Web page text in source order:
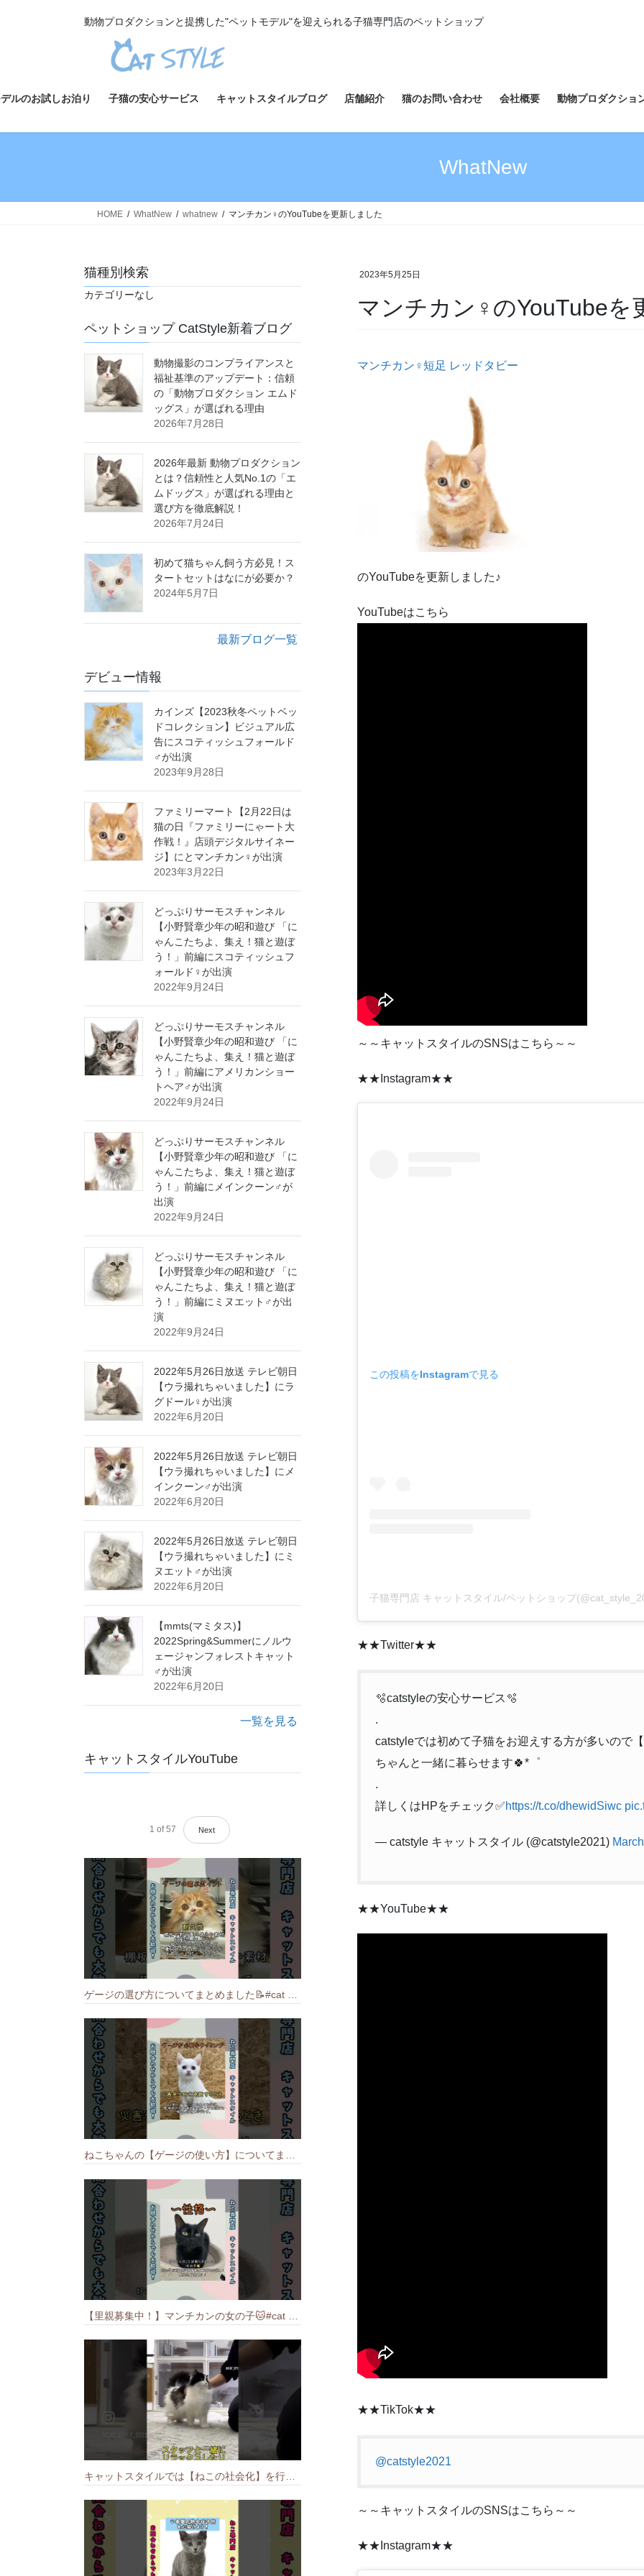
へ
ョ
動物プロダクションと提携した"ペットモデル"を迎えられる子猫専門店のペットショップ
ルのお試しお泊り 子猫の安心サービス キャットスタイルブログ 店舗紹介 猫のお問い合わせ 会社概要 動物プロダクショ
WhatNew
HOME WhatNew whatnew マンチカン♀のYouTubeを更新しました
2023年5月25日
マンチカン♀のYouTubeを
マンチカン♀短足 レッドタビー
のYouTubeを更新しました♪
YouTubeはこちら
～～キャットスタイルのSNSはこちら～～
★★Instagram★★
この投稿をInstagramで見る
★★Twitter★★
🫧catstyleの安心サービス🫧
.
catstyleでは初めて子猫をお迎えする方が多いので
ちゃんと一緒に暮らせます🍀*゜
.
詳しくはHPをチェック✅https://t.co/dhewidSiwc
— catstyle キャットスタイル (@catstyle2021)
★★YouTube★★
★★TikTok★★
@catstyle2021
～～キャットスタイルのSNSはこちら～～
★★Instagram★★
猫種別検索
カテゴリーなし
ペットショップ CatStyle新着ブログ
動物撮影のコンプライアンスと
福祉基準のアップデート：信頼
の「動物プロダクション エムド
ッグス」が選ばれる理由
2026年7月28日
2026年最新 動物プロダクション
とは？信頼性と人気No.1の「エ
ムドッグス」が選ばれる理由と
選び方を徹底解説！
2026年7月24日
初めて猫ちゃん飼う方必見！ス
タートセットはなにが必要か？
2024年5月7日
最新ブログ一覧
デビュー情報
カインズ【2023秋冬ペットベッ
ドコレクション】ビジュアル広
告にスコティッシュフォールド
♂が出演
2023年9月28日
ファミリーマート【2月22日は
猫の日『ファミリーにゃート大
作戦！』店頭デジタルサイネー
ジ】にとマンチカン♀が出演
2023年3月22日
どっぷりサーモスチャンネル
【小野賢章少年の昭和遊び 「に
ゃんこたちよ、集え！猫と遊ぼ
う！」前編にスコティッシュフ
ォールド♀が出演
2022年9月24日
どっぷりサーモスチャンネル
【小野賢章少年の昭和遊び 「に
ゃんこたちよ、集え！猫と遊ぼ
う！」前編にアメリカンショー
トヘア♂が出演
2022年9月24日
どっぷりサーモスチャンネル
【小野賢章少年の昭和遊び 「に
ゃんこたちよ、集え！猫と遊ぼ
う！」前編にメインクーン♂が
出演
2022年9月24日
どっぷりサーモスチャンネル
【小野賢章少年の昭和遊び 「に
ゃんこたちよ、集え！猫と遊ぼ
う！」前編にミヌエット♂が出
演
2022年9月24日
2022年5月26日放送 テレビ朝日
【ウラ撮れちゃいました】にラ
グドール♀が出演
2022年6月20日
2022年5月26日放送 テレビ朝日
【ウラ撮れちゃいました】にメ
インクーン♂が出演
2022年6月20日
2022年5月26日放送 テレビ朝日
【ウラ撮れちゃいました】にミ
ヌエット♂が出演
2022年6月20日
【mmts(マミタス)】
2022Spring&Summerにノルウ
ェージャンフォレストキャット
♂が出演
2022年6月20日
一覧を見る
キャットスタイルYouTube
1 of 57 Next
ゲージの選び方についてまとめました️📝#cat #猫のいる暮らし #ねこ #キャット #munchkin
ねこちゃんの【ゲージの使い方】についてまとめました️🐱📝